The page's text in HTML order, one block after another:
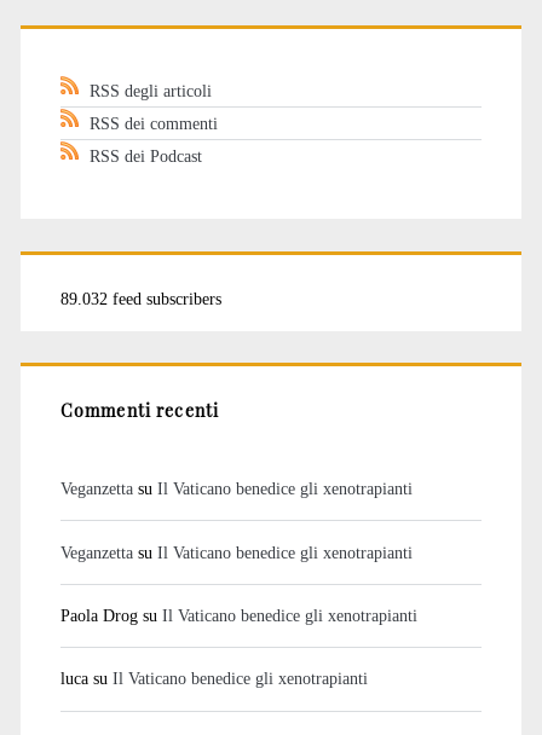
RSS degli articoli
RSS dei commenti
RSS dei Podcast
89.032 feed subscribers
Commenti recenti
Veganzettasu Il Vaticano benedice gli xenotrapianti
Veganzettasu Il Vaticano benedice gli xenotrapianti
Paola Drogsu Il Vaticano benedice gli xenotrapianti
lucasu Il Vaticano benedice gli xenotrapianti